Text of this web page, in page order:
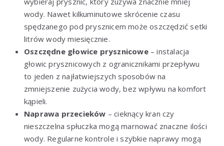
wody. Nawet kilkuminutowe skrócenie czasu
spędzanego pod prysznicem może oszczędzić setki
litrów wody miesięcznie.
Oszczędne głowice prysznicowe– instalacja
głowic prysznicowych z ogranicznikami przepływu
to jeden z najłatwiejszych sposobów na
zmniejszenie zużycia wody, bez wpływu na komfort
kąpieli.
Naprawa przecieków – cieknący kran czy
nieszczelna spłuczka mogą marnować znaczne ilości
wody. Regularne kontrole i szybkie naprawy mogą